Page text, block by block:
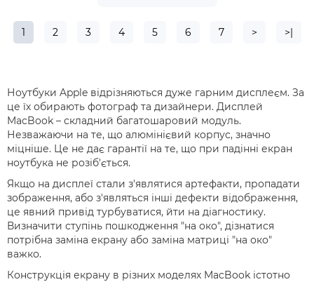
1 2 3 4 5 6 7 > >|
Ноутбуки Apple відрізняються дуже гарним дисплеєм. За
це їх обирають фотограф та дизайнери. Дисплей
MacBook – складний багатошаровий модуль.
Незважаючи на те, що алюмінієвий корпус, значно
міцніше. Це не дає гарантії на те, що при падінні екран
ноутбука не розіб'ється.
Якщо на дисплеї стали з'являтися артефакти, пропадати
зображення, або з'являться інші дефекти відображення,
це явний привід турбуватися, йти на діагностику.
Визначити ступінь пошкодження "на око", дізнатися
потрібна заміна екрану або заміна матриці "на око"
важко.
Конструкція екрану в різних моделях MacBook істотно